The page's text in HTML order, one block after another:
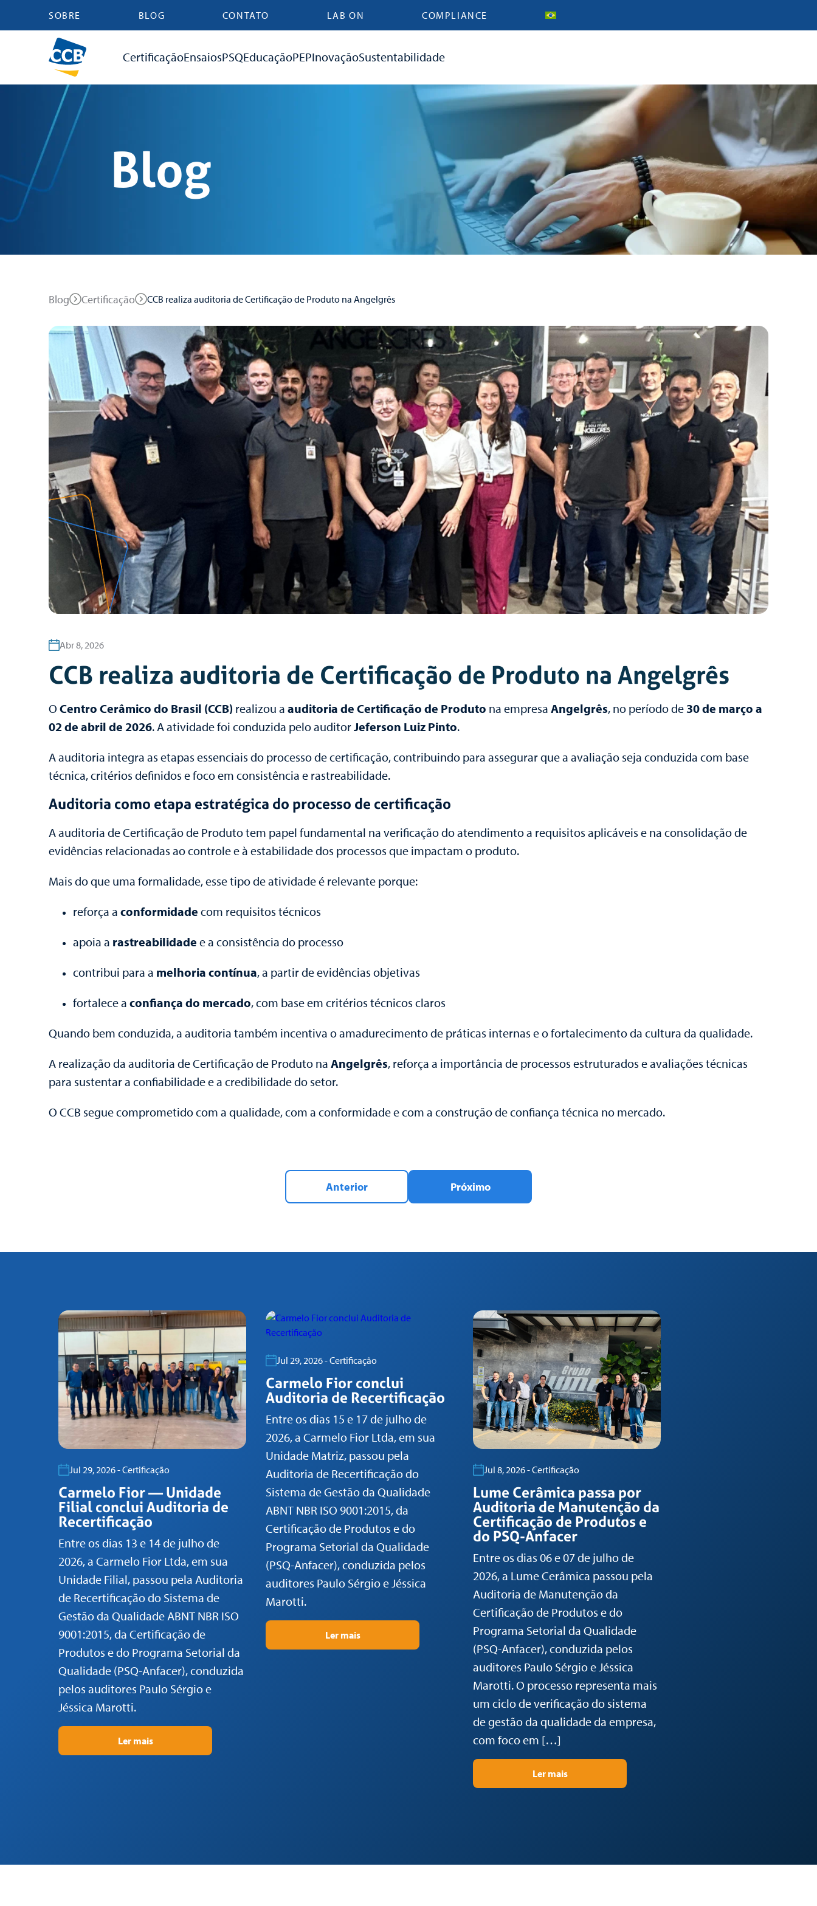
SOBRE BLOG CONTATO LAB ON COMPLIANCE
CertificaçãoEnsaiosPSQEducaçãoPEPInovaçãoSustentabilidade
Blog
Blog Certificação CCB realiza auditoria de Certificação de Produto na Angelgrês
Abr 8, 2026
CCB realiza auditoria de Certificação de Produto na Angelgrês
O Centro Cerâmico do Brasil (CCB) realizou a auditoria de Certificação de Produto na empresa Angelgrês, no período de 30 de março a
02 de abril de 2026. A atividade foi conduzida pelo auditorJeferson Luiz Pinto.
A auditoria integra as etapas essenciais do processo de certificação, contribuindo para assegurar que a avaliação seja conduzida com base
técnica, critérios definidos e foco em consistência e rastreabilidade.
Auditoria como etapa estratégica do processo de certificação
A auditoria de Certificação de Produto tem papel fundamental na verificação do atendimento a requisitos aplicáveis e na consolidação de
evidências relacionadas ao controle e à estabilidade dos processos que impactam o produto.
Mais do que uma formalidade, esse tipo de atividade é relevante porque:
reforça a conformidade com requisitos técnicos
apoia a rastreabilidade e a consistência do processo
contribui para a melhoria contínua, a partir de evidências objetivas
fortalece a confiança do mercado, com base em critérios técnicos claros
Quando bem conduzida, a auditoria também incentiva o amadurecimento de práticas internas e o fortalecimento da cultura da qualidade.
A realização da auditoria de Certificação de Produto na Angelgrês, reforça a importância de processos estruturados e avaliações técnicas
para sustentar a confiabilidade e a credibilidade do setor.
O CCB segue comprometido com a qualidade, com a conformidade e com a construção de confiança técnica no mercado.
Anterior Próximo
Jul 29, 2026 - Certificação
Carmelo Fior — Unidade
Filial conclui Auditoria de
Recertificação
Entre os dias 13 e 14 de julho de
2026, a Carmelo Fior Ltda, em sua
Unidade Filial, passou pela Auditoria
de Recertificação do Sistema de
Gestão da Qualidade ABNT NBR ISO
9001:2015, da Certificação de
Produtos e do Programa Setorial da
Qualidade (PSQ-Anfacer), conduzida
pelos auditores Paulo Sérgio e
Jéssica Marotti.
Ler mais
Jul 29, 2026 - Certificação
Carmelo Fior conclui
Auditoria de Recertificação
Entre os dias 15 e 17 de julho de
2026, a Carmelo Fior Ltda, em sua
Unidade Matriz, passou pela
Auditoria de Recertificação do
Sistema de Gestão da Qualidade
ABNT NBR ISO 9001:2015, da
Certificação de Produtos e do
Programa Setorial da Qualidade
(PSQ-Anfacer), conduzida pelos
auditores Paulo Sérgio e Jéssica
Marotti.
Ler mais
Jul 8, 2026 - Certificação
Lume Cerâmica passa por
Auditoria de Manutenção da
Certificação de Produtos e
do PSQ-Anfacer
Entre os dias 06 e 07 de julho de
2026, a Lume Cerâmica passou pela
Auditoria de Manutenção da
Certificação de Produtos e do
Programa Setorial da Qualidade
(PSQ-Anfacer), conduzida pelos
auditores Paulo Sérgio e Jéssica
Marotti. O processo representa mais
um ciclo de verificação do sistema
de gestão da qualidade da empresa,
com foco em […]
Ler mais